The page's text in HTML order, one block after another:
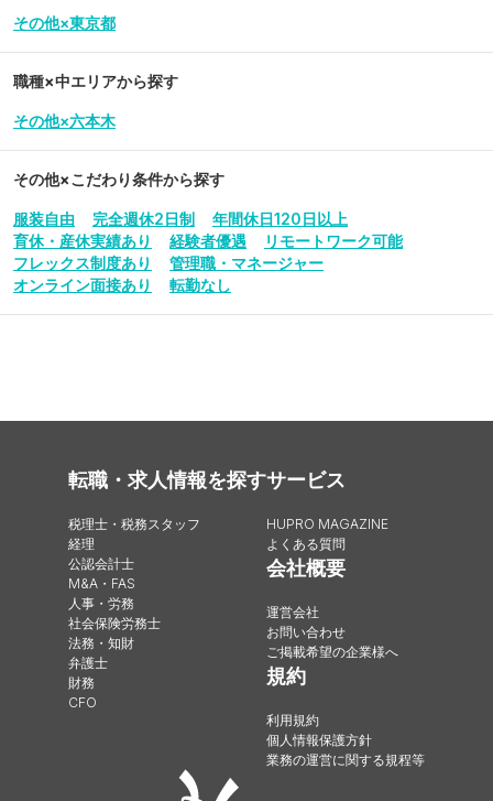
その他×東京都
職種×中エリアから探す
その他×六本木
その他×こだわり条件から探す
服装自由 完全週休2日制
年間休日120日以上
育休・産休実績あり
経験者優遇
リモートワーク可能
フレックス制度あり
管理職・マネージャー
オンライン面接あり
転勤なし
転職・求人情報を探す
税理士・税務スタッフ
経理
公認会計士
M&A・FAS
人事・労務
社会保険労務士
法務・知財
弁護士
財務
CFO
サービス
HUPRO MAGAZINE
よくある質問
会社概要
運営会社
お問い合わせ
ご掲載希望の企業様へ
規約
利用規約
個人情報保護方針
業務の運営に関する規程等